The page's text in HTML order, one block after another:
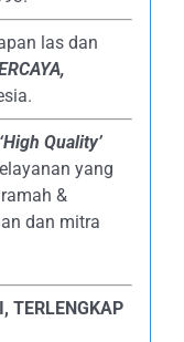
las dan
,
‘High Quality’
yang
&
dan mitra
TERLENGKAP